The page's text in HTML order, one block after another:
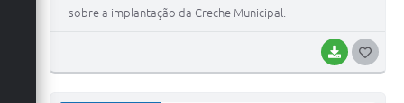
BAIXAR
sobre a implantação da Creche Municipal.